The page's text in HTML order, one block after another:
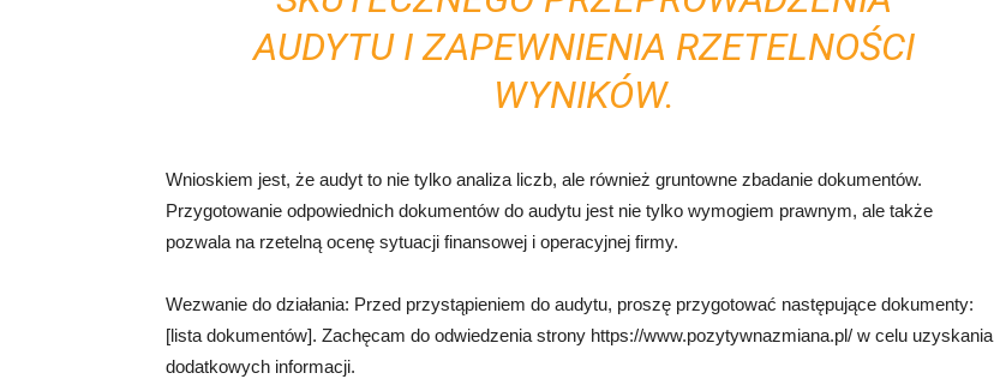
AUDYTU I ZAPEWNIENIA RZETELNOŚCI
WYNIKÓW.
Wnioskiem jest, że audyt to nie tylko analiza liczb, ale również gruntowne zbadanie dokumentów.
Przygotowanie odpowiednich dokumentów do audytu jest nie tylko wymogiem prawnym, ale także
pozwala na rzetelną ocenę sytuacji finansowej i operacyjnej firmy.
Wezwanie do działania: Przed przystąpieniem do audytu, proszę przygotować następujące dokumenty:
[lista dokumentów]. Zachęcam do odwiedzenia strony https://www.pozytywnazmiana.pl/ w celu uzyskania
dodatkowych informacji.